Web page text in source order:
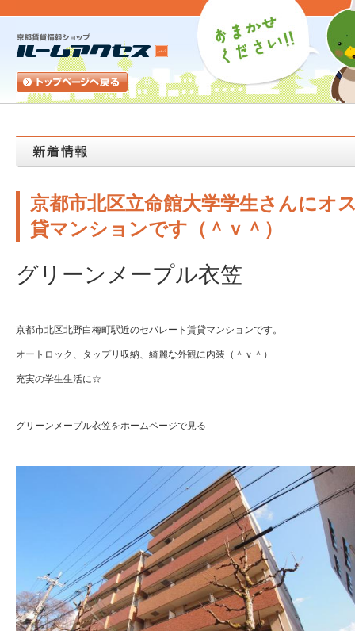
京都市北区立命館大学学生さんにオ
貸マンションです（＾ｖ＾）
グリーンメープル衣笠
京都市北区北野白梅町駅近のセパレート賃貸マンションです。
オートロック、タップリ収納、綺麗な外観に内装（＾ｖ＾）
充実の学生生活に☆
グリーンメープル衣笠をホームページで見る